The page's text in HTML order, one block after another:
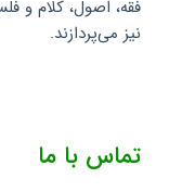
فقه، اصول، کلام و
نیز می‌پردازند.
تماس با ما